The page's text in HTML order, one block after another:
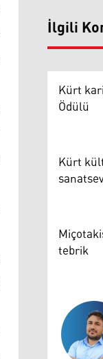
İlgili
Kürt
Ödülü
Kürt
tebrik